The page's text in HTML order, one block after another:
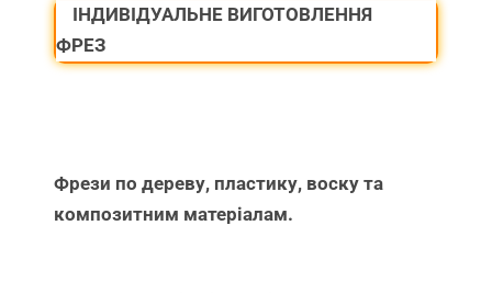
ІНДИВІДУАЛЬНЕ ВИГОТОВЛЕННЯ
ФРЕЗ
Фрези по дереву, пластику, воску та
композитним матеріалам.